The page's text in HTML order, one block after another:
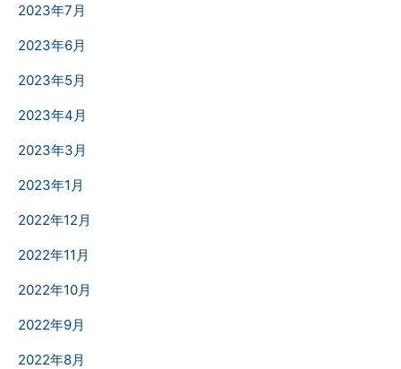
2023年7月
2023年6月
2023年5月
2023年4月
2023年3月
2023年1月
2022年12月
2022年11月
2022年10月
2022年9月
2022年8月